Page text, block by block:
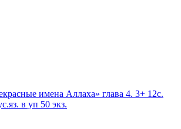
имена Аллаха» глава 4. 3+ 12с.
в уп 50 экз.